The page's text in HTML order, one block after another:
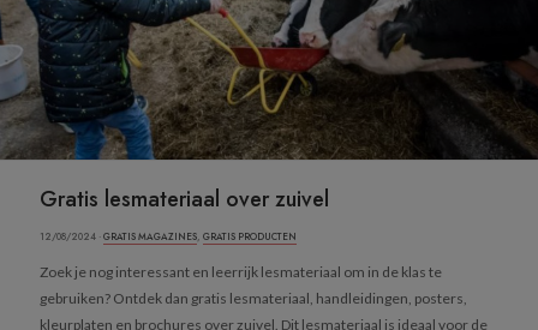
Gratis lesmateriaal over zuivel
12/08/2024 ·GRATIS MAGAZINES, GRATIS PRODUCTEN
Zoek je nog interessant en leerrijk lesmateriaal om in de klas te
gebruiken? Ontdek dan gratis lesmateriaal, handleidingen, posters,
kleurplaten en brochures over zuivel. Dit lesmateriaal is ideaal voor de